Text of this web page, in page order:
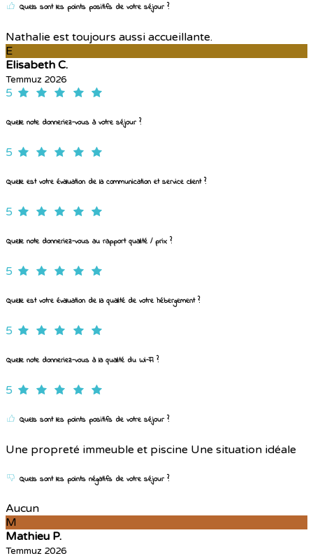
Quels sont les points positifs de votre séjour ?
Nathalie est toujours aussi accueillante.
E
Elisabeth C.
Temmuz 2026
5
Quelle note donneriez-vous à votre séjour ?
5
Quelle est votre évaluation de la communication et service client ?
5
Quelle note donneriez-vous au rapport qualité / prix ?
5
Quelle est votre évaluation de la qualité de votre hébergement ?
5
Quelle note donneriez-vous à la qualité du Wi-Fi ?
5
Quels sont les points positifs de votre séjour ?
Une propreté immeuble et piscine Une situation idéale
Quels sont les points négatifs de votre séjour ?
Aucun
M
Mathieu P.
Temmuz 2026